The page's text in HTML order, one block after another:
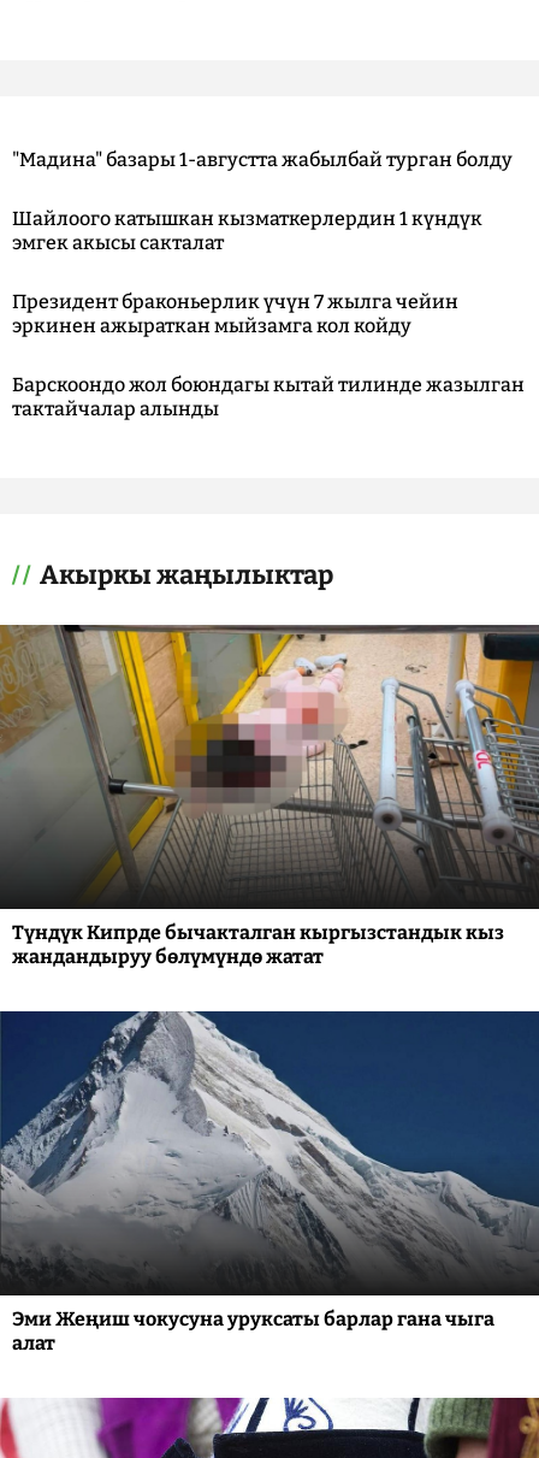
"Мадина" базары 1-августта жабылбай турган болду
Шайлоого катышкан кызматкерлердин 1 күндүк
эмгек акысы сакталат
Президент браконьерлик үчүн 7 жылга чейин
эркинен ажыраткан мыйзамга кол койду
Барскоондо жол боюндагы кытай тилинде жазылган
тактайчалар алынды
Акыркы жаңылыктар
Түндүк Кипрде бычакталган кыргызстандык кыз
жандандыруу бөлүмүндө жатат
Эми Жеңиш чокусуна уруксаты барлар гана чыга
алат